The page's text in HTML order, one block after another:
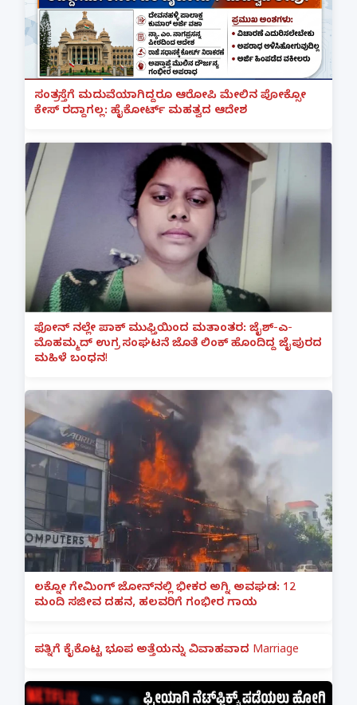
ಸಂತ್ರಸ್ತೆಗೆ ಮದುವೆಯಾಗಿದ್ದರೂ ಆರೋಪಿ ಮೇಲಿನ ಪೋಕ್ಸೋ
ಕೇಸ್ ರದ್ದಾಗಲ್ಲ: ಹೈಕೋರ್ಟ್ ಮಹತ್ವದ ಆದೇಶ
ಫೋನ್ ನಲ್ಲೇ ಪಾಕ್ ಮುಫ್ತಿಯಿಂದ ಮತಾಂತರ: ಜೈಶ್-ಎ-
ಮೊಹಮ್ಮದ್ ಉಗ್ರ ಸಂಘಟನೆ ಜೊತೆ ಲಿಂಕ್ ಹೊಂದಿದ್ದ ಜೈಪುರದ
ಮಹಿಳೆ ಬಂಧನ!
ಲಕ್ನೋ ಗೇಮಿಂಗ್ ಜೋನ್‌ನಲ್ಲಿ ಭೀಕರ ಅಗ್ನಿ ಅವಘಡ: 12
ಮಂದಿ ಸಜೀವ ದಹನ, ಹಲವರಿಗೆ ಗಂಭೀರ ಗಾಯ
ಪತ್ನಿಗೆ ಕೈಕೊಟ್ಟ ಭೂಪ ಅತ್ತೆಯನ್ನು ವಿವಾಹವಾದ Marriage